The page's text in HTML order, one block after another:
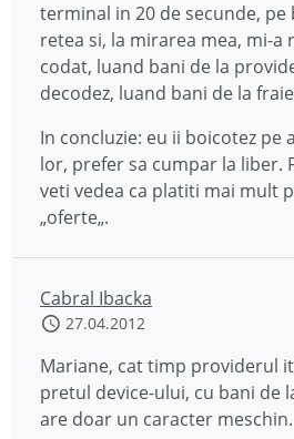
terminal in 20 de secunde, pe
retea si, la mirarea mea, mi-a
codat, luand bani de la
decodez, luand bani de la
In concluzie: eu ii boicotez pe
lor, prefer sa cumpar la liber.
veti vedea ca platiti mai mult
„oferte„.
Cabral Ibacka
27.04.2012
Mariane, cat timp providerul
pretul device-ului, cu bani de
are doar un caracter meschin.